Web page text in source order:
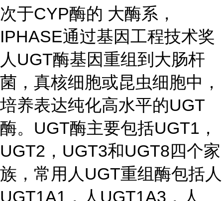
次于CYP酶的 大酶系，
IPHASE通过基因工程技术奖
人UGT酶基因重组到大肠杆
菌，真核细胞或昆虫细胞中，
培养表达纯化高水平的UGT
酶。UGT酶主要包括UGT1，
UGT2，UGT3和UGT8四个家
族，常用人UGT重组酶包括人
UGT1A1，人UGT1A3，人